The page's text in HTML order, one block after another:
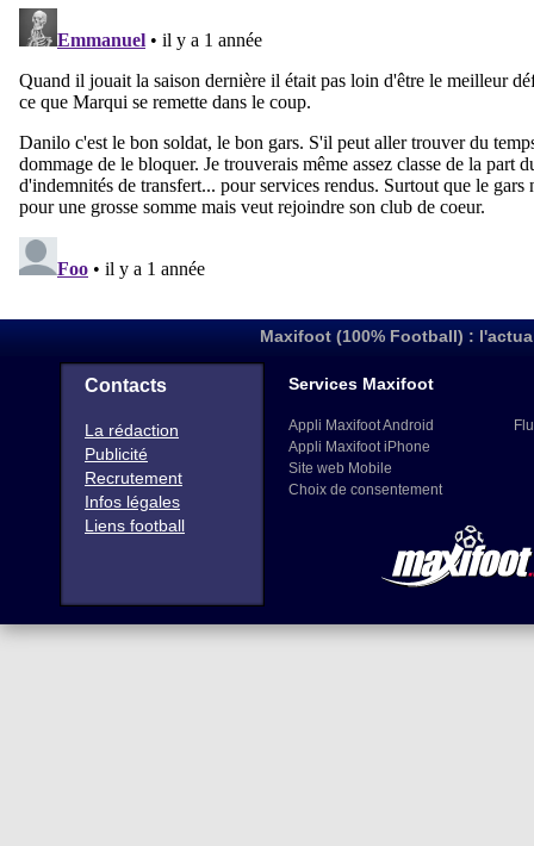
Maxifoot (100% Football) :
Contacts
La rédaction
Publicité
Recrutement
Infos légales
Liens football
Services Maxifoot
Appli Maxifoot Android
Appli Maxifoot iPhone
Site web Mobile
Choix de consentement